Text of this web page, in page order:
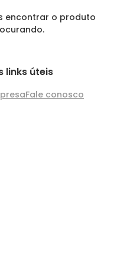
encontrar o produto
links úteis
Fale conosco